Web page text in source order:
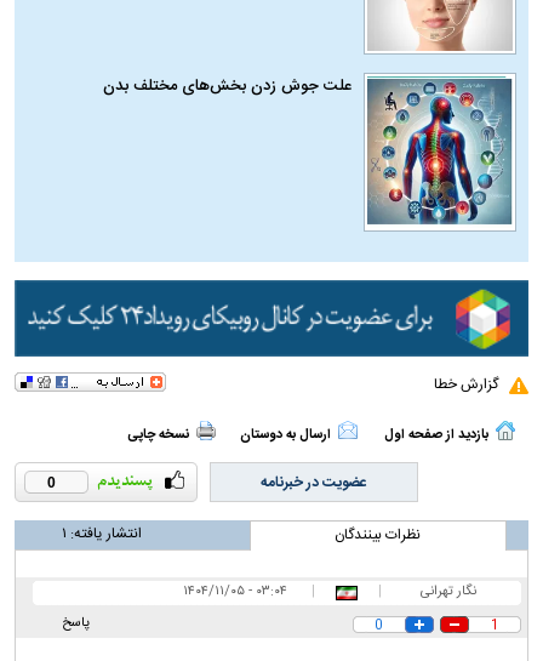
علت جوش زدن بخش‌های مختلف بدن
گزارش خطا
بازدید از صفحه اول ارسال به دوستان نسخه چاپی
0 عضویت در خبرنامه
نظرات بینندگان انتشار یافته: ۱
نگار تهرانی |
|
۰۳:۰۴ - ۱۴۰۴/۱۱/۰۵
پاسخ
1
0